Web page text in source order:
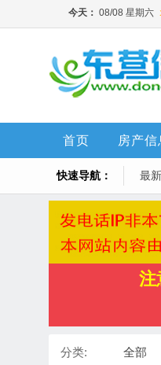
首页 房产信
快速导航： 最
注
分类: 全部